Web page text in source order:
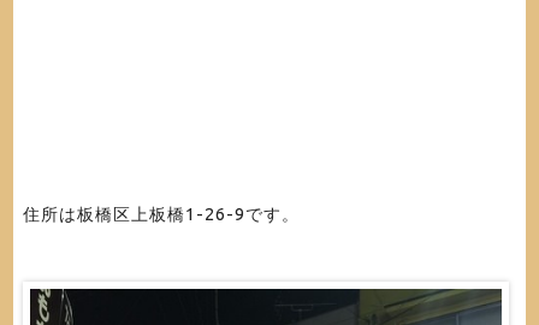
住所は板橋区上板橋1-26-9です。